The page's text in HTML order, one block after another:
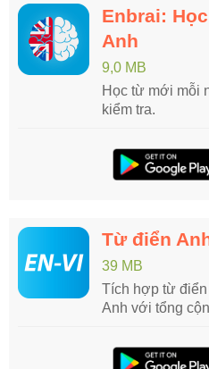
Enbrai:
Anh
9,0 MB
Học từ mới mỗi
kiểm tra.
Từ điển
39 MB
Tích hợp từ điển
Anh với tổng